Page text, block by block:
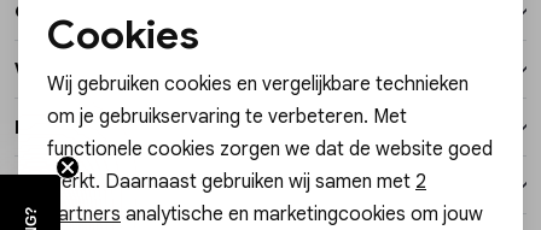
Vesten
Jassen
Lingerie
Over dit item
Winkelvoorraad
Kenmerken
Verzending / Ophalen in de winkel
Noodzakelijke cookies
Personalisatie cookies
Analytische cookies
Marketing cookies
Cookies
Wij gebruiken cookies en vergelijkbare technieken
om je gebruikservaring te verbeteren. Met
functionele cookies zorgen we dat de website goed
werkt. Daarnaast gebruiken wij samen met 2
partners analytische en marketingcookies om jouw